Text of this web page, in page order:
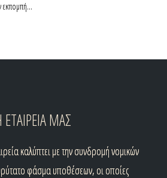
εκπομπή…
ΕΤΑΙΡΕΙΑ ΜΑΣ
καλύπτει με την συνδρομή νομικών
φάσμα υποθέσεων, οι οποίες